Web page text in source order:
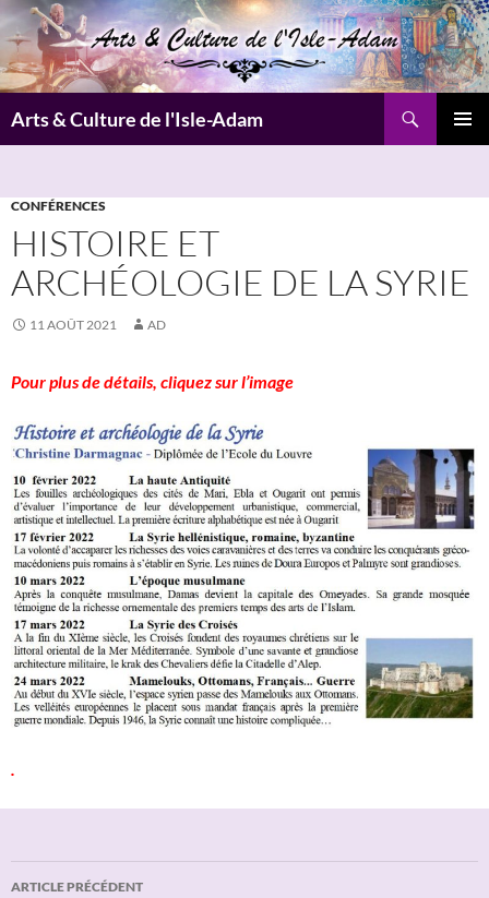
Aller
au
contenu
Arts & Culture de l'Isle-Adam
CONFÉRENCES
HISTOIRE ET
ARCHÉOLOGIE DE LA SYRIE
11 AOÛT 2021 AD
Pour plus de détails, cliquez sur l’image
.
Navigation
ARTICLE PRÉCÉDENT